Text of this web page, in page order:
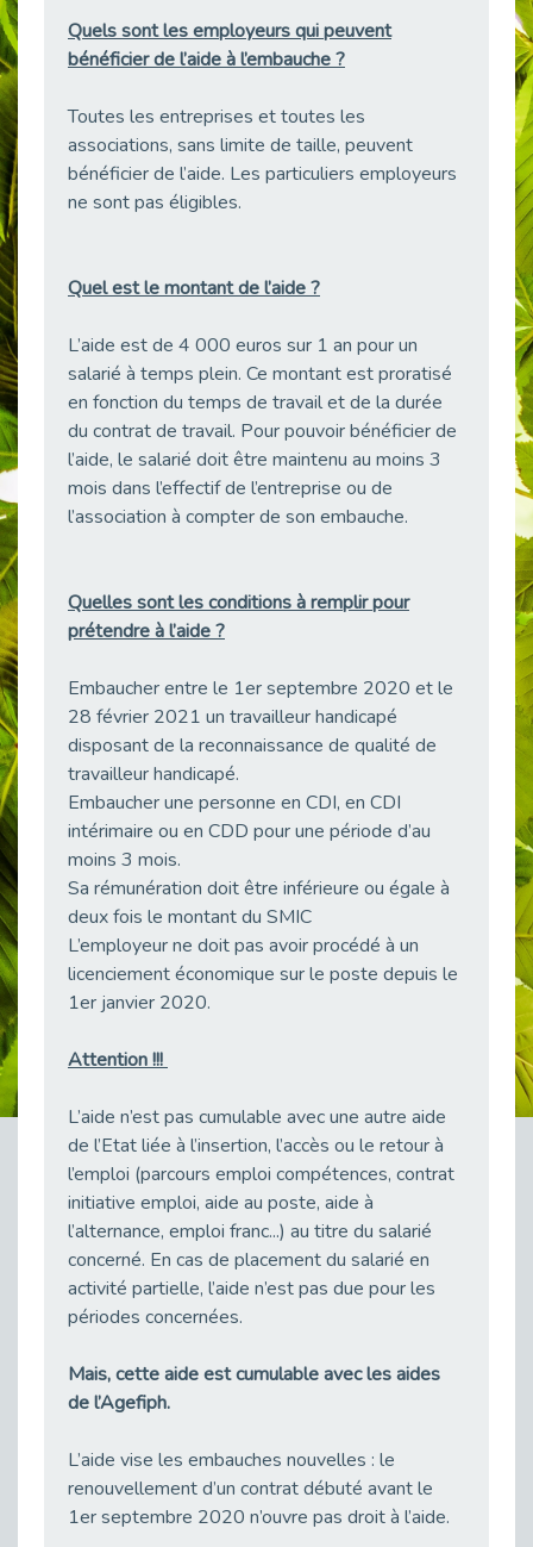
Publié le 29/04/2026
Publié le 29/04/2026
28 avril : Agir ensemble pour une culture de prévention au travail
Publié le 27/04/2026
Mobilisation pour l’alternance et le handicap
Publié le 23/04/2026
Témoignage : "Le maintien en emploi est un investissement, pas une contrainte."
Publié le 22/04/2026
L’équipe de Cap Emploi 92 s’agrandit : Bienvenue à Charmila, Khoudia et Fadila !
Publié le 20/04/2026
[RETOUR SUR] Une session de recrutement inclusive réussie à Asnières !
Publié le 20/04/2026
Cap Emploi 92 s'engage pour la santé mentale : La formation PSSM au cœur de l'accompagnement
Publié le 13/04/2026
Publié le 13/04/2026
Journée mondiale de la maladie de Parkinson : Mieux comprendre pour mieux accompagner
Publié le 11/04/2026
L’alternance pour tous : Cap Emploi 92 et Seine Ouest Entreprise et Emploi mobilisés à Boulogne-Billancourt
Publié le 11/04/2026
Publié le 11/04/2026
Publié le 11/04/2026
"Dois-je préciser que je suis handicapé sur mon CV?"
Publié le 07/04/2026
Publié le 03/04/2026
Avril, mois de l’accompagnement dans l’emploi avec Cap emploi.
Publié le 01/04/2026
Handicap invisible au travail : se taire ou parler? - vidéo
Publié le 31/03/2026
Journée mondiale de sensibilisation à l’autisme
Publié le 31/03/2026
Publié le 30/03/2026
Besoin d’un appui ponctuel expertise handicap ?
Publié le 30/03/2026
Publié le 30/03/2026
Mieux appréhender les enjeux du handicap singulier en entreprise - vidéo
Publié le 27/03/2026
Quels sont les employeurs qui peuvent
bénéficier de l’aide à l’embauche ?
Toutes les entreprises et toutes les
associations, sans limite de taille, peuvent
bénéficier de l’aide. Les particuliers employeurs
ne sont pas éligibles.
Quel est le montant de l’aide ?
L’aide est de 4 000 euros sur 1 an pour un
salarié à temps plein. Ce montant est proratisé
en fonction du temps de travail et de la durée
du contrat de travail. Pour pouvoir bénéficier de
l’aide, le salarié doit être maintenu au moins 3
mois dans l’effectif de l’entreprise ou de
l’association à compter de son embauche.
Quelles sont les conditions à remplir pour
prétendre à l’aide ?
Embaucher entre le 1er septembre 2020 et le
28 février 2021 un travailleur handicapé
disposant de la reconnaissance de qualité de
travailleur handicapé.
Embaucher une personne en CDI, en CDI
intérimaire ou en CDD pour une période d’au
moins 3 mois.
Sa rémunération doit être inférieure ou égale à
deux fois le montant du SMIC
L’employeur ne doit pas avoir procédé à un
licenciement économique sur le poste depuis le
1er janvier 2020.
Attention !!!
L’aide n’est pas cumulable avec une autre aide
de l’Etat liée à l’insertion, l’accès ou le retour à
l’emploi (parcours emploi compétences, contrat
initiative emploi, aide au poste, aide à
l’alternance, emploi franc...) au titre du salarié
concerné. En cas de placement du salarié en
activité partielle, l’aide n’est pas due pour les
périodes concernées.
Mais, cette aide est cumulable avec les aides
de l’Agefiph.
L’aide vise les embauches nouvelles : le
renouvellement d’un contrat débuté avant le
1er septembre 2020 n’ouvre pas droit à l’aide.